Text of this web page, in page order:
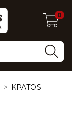
0
> KPATOS